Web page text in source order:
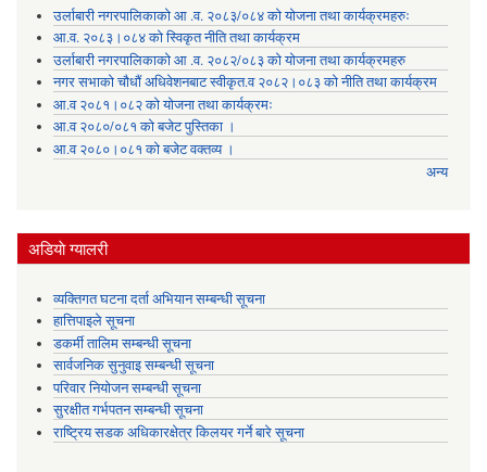
उर्लाबारी नगरपालिकाको आ .व. २०८३/०८४ को योजना तथा कार्यक्रमहरुः
आ.व. २०८३।०८४ को स्विकृत नीति तथा कार्यक्रम
उर्लाबारी नगरपालिकाको आ .व. २०८२/०८३ को योजना तथा कार्यक्रमहरु
नगर सभाको चौधौं अधिवेशनबाट स्वीकृत.व २०८२।०८३ को नीति तथा कार्यक्रम
आ.व २०८१।०८२ को योजना तथा कार्यक्रमः
आ.व २०८०/०८१ को बजेट पुस्तिका ।
आ.व २०८०।०८१ को बजेट वक्तव्य ।
अन्य
अडियाे ग्यालरी
व्यक्तिगत घटना दर्ता अभियान सम्बन्धी सूचना
हात्तिपाइले सूचना
डकर्मी तालिम सम्बन्धी सूचना
सार्वजनिक सुनुवाइ सम्बन्धी सूचना
परिवार नियोजन सम्बन्धी सूचना
सुरक्षीत गर्भपतन सम्बन्धी सूचना
राष्ट्रिय सडक अधिकारक्षेत्र किलयर गर्ने बारे सूचना